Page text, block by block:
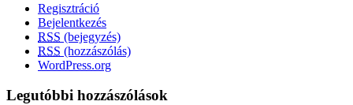
Regisztráció
Bejelentkezés
RSS (bejegyzés)
RSS (hozzászólás)
WordPress.org
Legutóbbi hozzászólások